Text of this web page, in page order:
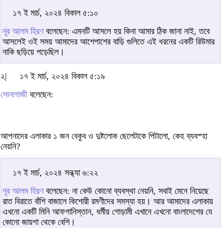
১৭ ই মার্চ, ২০২৪ বিকাল ৫:১০
নূর আলম হিরণবলেছেন: এমনটি আসলে হয় কিনা আমার ঠিক জানা নাই, তবে
আসলেই ওই সময় আমাদের আশেপাশের বাড়ি গুলিতে এই ধরনের একটি রিউমার
নাকি ছড়িয়ে পড়েছিল।
২|
১৭ ই মার্চ, ২০২৪ বিকাল ৫:১৯
সোনাগাজীবলেছেন:
আপনাদের এলাকার ১ জন বেকুব ও দুষ্টলোক ছেলেটাকে পিটালো, কেহ ব্যবস্হা
নেয়নি?
১৭ ই মার্চ, ২০২৪ সন্ধ্যা ৬:২২
নূর আলম হিরণবলেছেন: না কেউ কোনো ব্যবস্থা নেয়নি, সবাই মেনে নিয়েছে
রাত বিরাতে বাঁশি বাজালে কিশোরী রমণীদের সমস্যা হয়। আর আমাদের এলাকায়
এখনো একটি মিনি আফগানিস্তান, ধর্মীয় গোড়ামী এখানে এখনো বাংলাদেশের যে
কোনো জায়গা থেকে বেশি।